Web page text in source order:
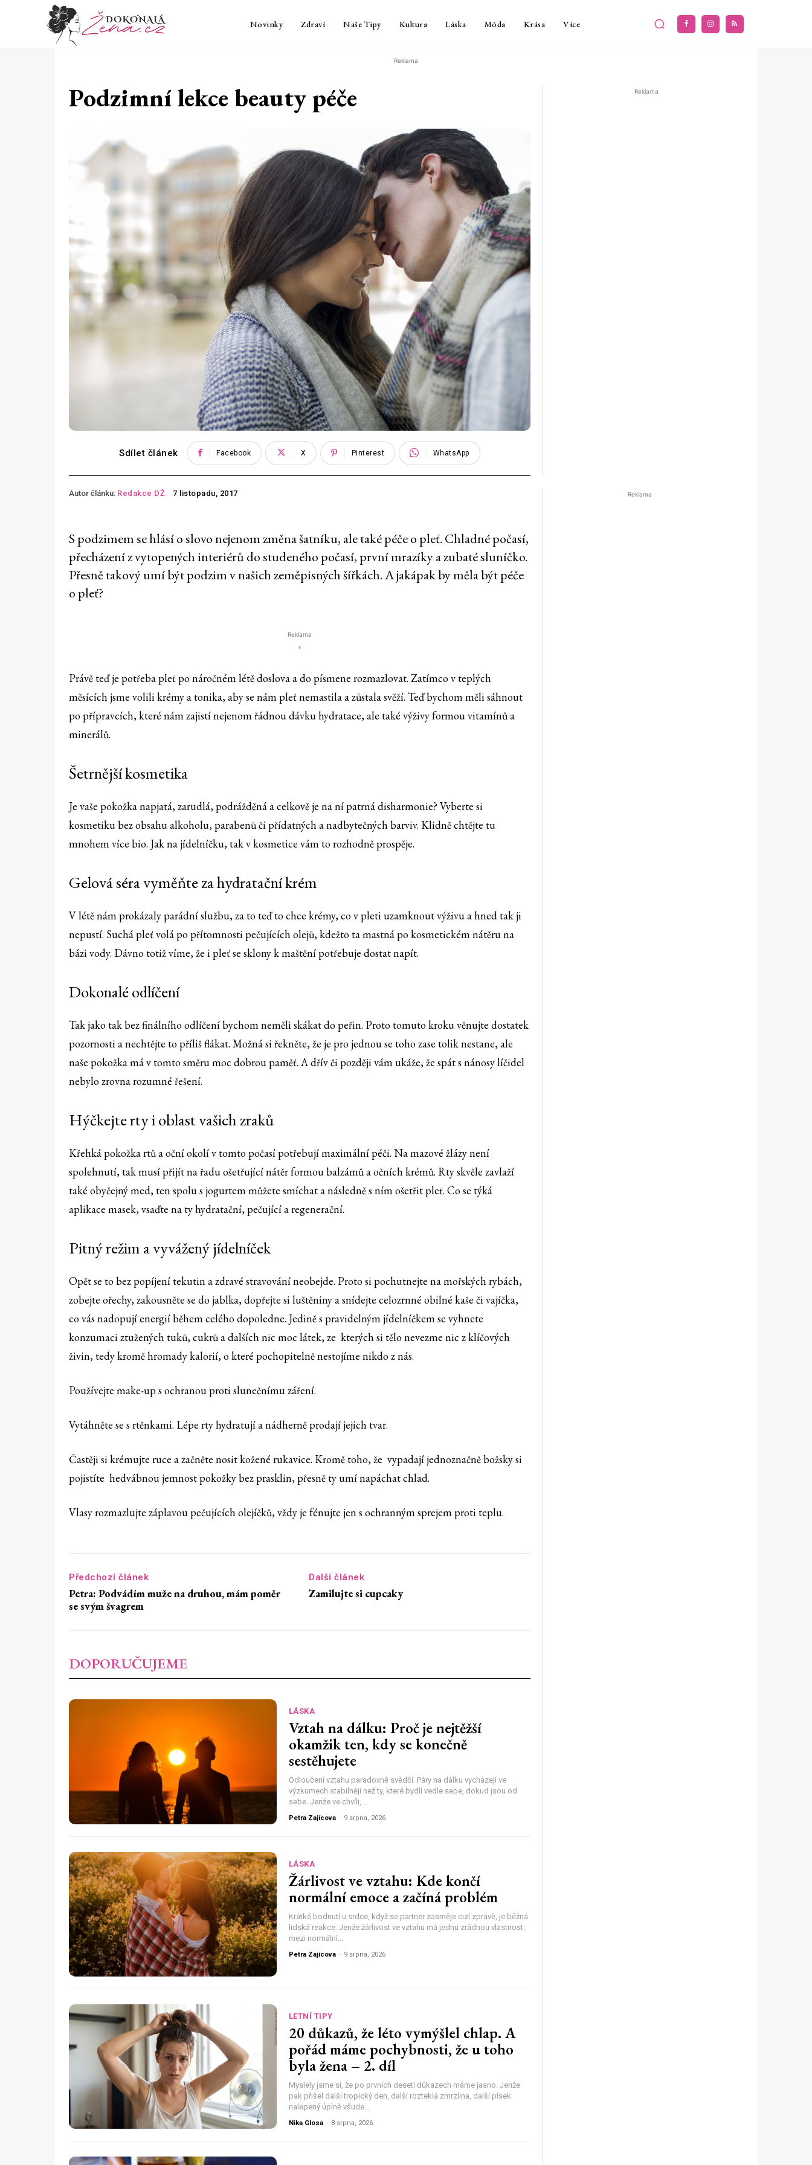
Novinky Zdraví Naše Tipy Kultura Láska Móda Krása Více
Reklama
Podzimní lekce beauty péče
Sdílet článek Facebook X Pinterest WhatsApp
Reklama
Autor článku: Redakce DŽ 7 listopadu, 2017
S podzimem se hlásí o slovo nejenom změna šatníku, ale také péče o pleť. Chladné počasí,
přecházení z vytopených interiérů do studeného počasí, první mrazíky a zubaté sluníčko.
Přesně takový umí být podzim v našich zeměpisných šířkách. A jakápak by měla být péče
o pleť?
Reklama
'
Právě teď je potřeba pleť po náročném létě doslova a do písmene rozmazlovat. Zatímco v teplých
měsících jsme volili krémy a tonika, aby se nám pleť nemastila a zůstala svěží. Teď bychom měli sáhnout
po přípravcích, které nám zajistí nejenom řádnou dávku hydratace, ale také výživy formou vitamínů a
minerálů.
Šetrnější kosmetika
Je vaše pokožka napjatá, zarudlá, podrážděná a celkově je na ní patrná disharmonie? Vyberte si
kosmetiku bez obsahu alkoholu, parabenů či přídatných a nadbytečných barviv. Klidně chtějte tu
mnohem více bio. Jak na jídelníčku, tak v kosmetice vám to rozhodně prospěje.
Gelová séra vyměňte za hydratační krém
V létě nám prokázaly parádní službu, za to teď to chce krémy, co v pleti uzamknout výživu a hned tak ji
nepustí. Suchá pleť volá po přítomnosti pečujících olejů, kdežto ta mastná po kosmetickém nátěru na
bázi vody. Dávno totiž víme, že i pleť se sklony k maštění potřebuje dostat napít.
Dokonalé odlíčení
Tak jako tak bez finálního odlíčení bychom neměli skákat do peřin. Proto tomuto kroku věnujte dostatek
pozornosti a nechtějte to příliš flákat. Možná si řekněte, že je pro jednou se toho zase tolik nestane, ale
naše pokožka má v tomto směru moc dobrou paměť. A dřív či později vám ukáže, že spát s nánosy líčidel
nebylo zrovna rozumné řešení.
Hýčkejte rty i oblast vašich zraků
Křehká pokožka rtů a oční okolí v tomto počasí potřebují maximální péči. Na mazové žlázy není
spolehnutí, tak musí přijít na řadu ošetřující nátěr formou balzámů a očních krémů. Rty skvěle zavlaží
také obyčejný med, ten spolu s jogurtem můžete smíchat a následně s ním ošetřit pleť. Co se týká
aplikace masek, vsaďte na ty hydratační, pečující a regenerační.
Pitný režim a vyvážený jídelníček
Opět se to bez popíjení tekutin a zdravé stravování neobejde. Proto si pochutnejte na mořských rybách,
zobejte ořechy, zakousněte se do jablka, dopřejte si luštěniny a snídejte celozrnné obilné kaše či vajíčka,
co vás nadopují energií během celého dopoledne. Jedině s pravidelným jídelníčkem se vyhnete
konzumaci ztužených tuků, cukrů a dalších nic moc látek, ze kterých si tělo nevezme nic z klíčových
živin, tedy kromě hromady kalorií, o které pochopitelně nestojíme nikdo z nás.
Používejte make-up s ochranou proti slunečnímu záření.
Vytáhněte se s rtěnkami. Lépe rty hydratují a nádherně prodají jejich tvar.
Častěji si krémujte ruce a začněte nosit kožené rukavice. Kromě toho, že vypadají jednoznačně božsky si
pojistíte hedvábnou jemnost pokožky bez prasklin, přesně ty umí napáchat chlad.
Vlasy rozmazlujte záplavou pečujících olejíčků, vždy je fénujte jen s ochranným sprejem proti teplu.
Předchozí článek
Petra: Podvádím muže na druhou, mám poměr
se svým švagrem
Další článek
Zamilujte si cupcaky
DOPORUČUJEME
LÁSKA
Vztah na dálku: Proč je nejtěžší
okamžik ten, kdy se konečně
sestěhujete
Odloučení vztahu paradoxně svědčí. Páry na dálku vycházejí ve
výzkumech stabilněji než ty, které bydlí vedle sebe, dokud jsou od
sebe. Jenže ve chvíli,...
Petra Zajícova - 9 srpna, 2026
LÁSKA
Žárlivost ve vztahu: Kde končí
normální emoce a začíná problém
Krátké bodnutí u srdce, když se partner zasměje cizí zprávě, je běžná
lidská reakce. Jenže žárlivost ve vztahu má jednu zrádnou vlastnost:
mezi normální...
Petra Zajícova - 9 srpna, 2026
LETNÍ TIPY
20 důkazů, že léto vymýšlel chlap. A
pořád máme pochybnosti, že u toho
byla žena – 2. díl
Myslely jsme si, že po prvních deseti důkazech máme jasno. Jenže
pak přišel další tropický den, další rozteklá zmrzlina, další písek
nalepený úplně všude...
Nika Glosa - 8 srpna, 2026
Reklama